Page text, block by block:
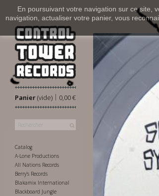
En poursuivant votre navigation sur ce site,
navigation, actualiser votre panier, vous
Panier 0,00 €
|
(vide)
Catalog
A-Lone Productions
All Nations Records
Berry's Records
Blakamix International
Blackboard Jungle